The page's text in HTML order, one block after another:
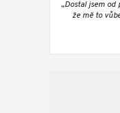
„Dostal jsem
že mě to